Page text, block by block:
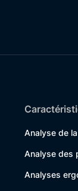
Analyse de
Analyse des
Analyses